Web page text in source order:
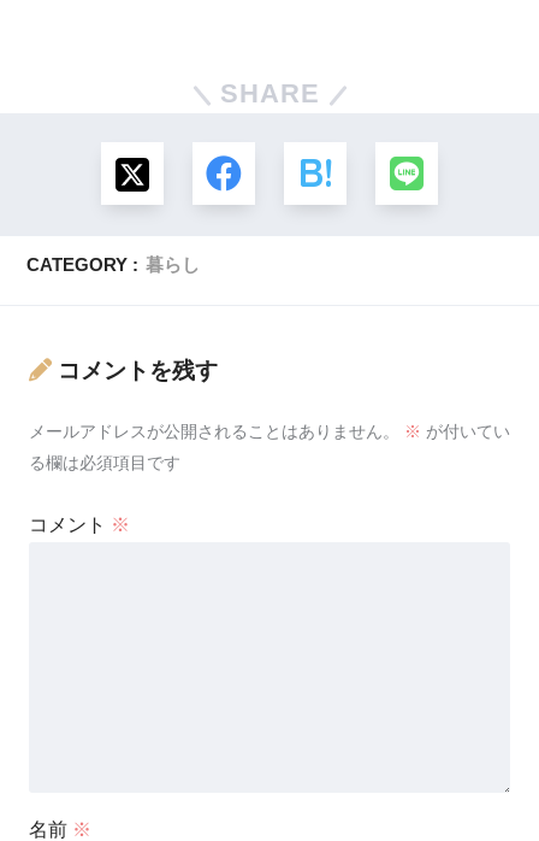
SHARE
CATEGORY : 暮らし
コメントを残す
メールアドレスが公開されることはありません。 ※ が付いてい
る欄は必須項目です
コメント ※
名前 ※